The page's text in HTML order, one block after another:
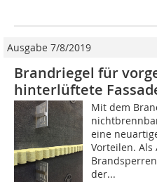
Ausgabe 7/8/2019
Brandriegel für
hinterlüftete
Mit dem
eine
Vorteilen.
der...